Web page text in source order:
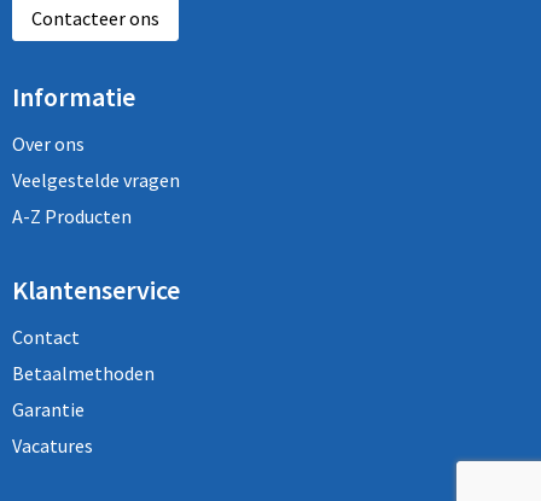
Contacteer ons
Informatie
Over ons
Veelgestelde vragen
A-Z Producten
Klantenservice
Contact
Betaalmethoden
Garantie
Vacatures